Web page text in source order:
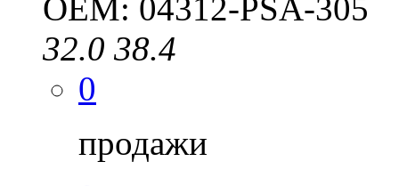
OEM: 04312-PSA-305
32.0 38.4
0
продажи